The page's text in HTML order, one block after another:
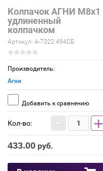
Колпачок АГНИ М8х1
удлиненный
колпачком
Артикул: А-7322.494СБ
Производитель:
Агни
Добавить к сравнению
Кол-во: − +
433.00 руб.